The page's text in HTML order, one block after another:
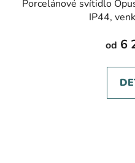
Porcelánové svítidlo
IP44,
od 6